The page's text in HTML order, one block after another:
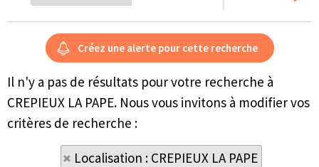
Il n'y a pas de résultats pour votre recherche à
CREPIEUX LA PAPE. Nous vous invitons à modifier vos
critères de recherche :
Localisation : CREPIEUX LA PAPE